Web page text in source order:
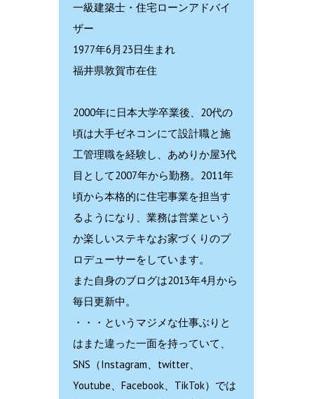
一級建築士・住宅ローンアドバイ
ザー
1977年6月23日生まれ
福井県敦賀市在住
2000年に日本大学卒業後、20代の
頃は大手ゼネコンにて設計職と施
工管理職を経験し、あめりか屋3代
目として2007年から勤務。2011年
頃から本格的に住宅事業を担当す
るようになり、業務は営業という
か楽しいステキなお家づくりのプ
ロデューサーをしています。
また自身のブログは2013年4月から
毎日更新中。
・・・というマジメな仕事ぶりと
はまた違った一面を持っていて、
SNS（Instagram、twitter、
Youtube、Facebook、TikTok）では